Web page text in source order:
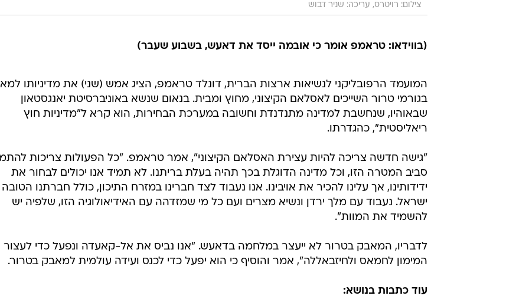
צילום: רויטרס, עריכה: שניר דבוש
(בווידאו: טראמפ אומר כי אובמה ייסד את דאעש, בשבוע שעבר)
המועמד הרפובליקני לנשיאות ארצות הברית, דונלד טראמפ, הציג אמש (שני) את מדיניותו
בגורמי טרור השייכים לאסלאם הקיצוני, מחוץ ומבית. בנאום שנשא באוניברסיטת יאנגסטאון
שבאוהיו, שנחשבת למדינה מתנדנדת וחשובה במערכת הבחירות, הוא קרא ל"מדיניות חוץ
ריאליסטית", כהגדרתו.
"גישה חדשה צריכה להיות עצירת האסלאם הקיצוני", אמר טראמפ. "כל הפעולות צריכות
סביב המטרה הזו, וכל מדינה הדוגלת בכך תהיה בעלת בריתנו. לא תמיד אנו יכולים לבחור את
ידידותינו, אך עלינו להכיר את אויבינו. אנו נעבוד לצד חברינו במזרח התיכון, כולל חברתנו הטובה
ישראל. נעבוד עם מלך ירדן ונשיא מצרים ועם כל מי שמזדהה עם האידיאולוגיה הזו, שלפיה יש
להשמיד את המוות".
לדבריו, המאבק בטרור לא ייעצר במלחמה בדאעש. "אנו נביס את אל-קאעדה ונפעל כדי
המימון לחמאס ולחיזבאללה", אמר והוסיף כי הוא יפעל כדי לכנס ועידה עולמית למאבק בטרור.
עוד כתבות בנושא: